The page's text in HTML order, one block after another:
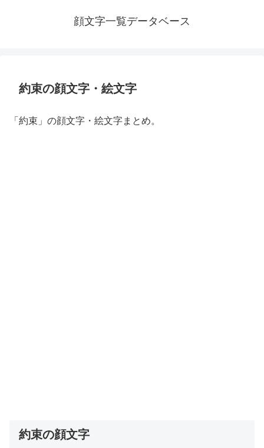
顔文字一覧データベース
約束の顔文字・絵文字
「約束」の顔文字・絵文字まとめ。
約束の顔文字